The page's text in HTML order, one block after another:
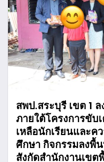
สพป.สระบุรี เขต 1
ภายใต้โครงการขับ
เหลือนักเรียนและ
ศึกษา กิจกรรมลงพื้
สังกัดสำนักงานเข